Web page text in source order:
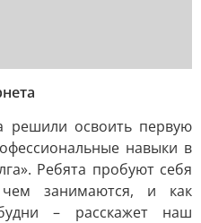
решили освоить первую
навыки в
Ребята пробуют себя
занимаются, и как
– расскажет наш